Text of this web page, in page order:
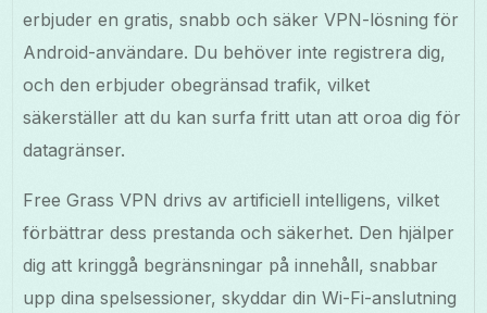
erbjuder en gratis, snabb och säker VPN-lösning för
Android-användare. Du behöver inte registrera dig,
och den erbjuder obegränsad trafik, vilket
säkerställer att du kan surfa fritt utan att oroa dig för
datagränser.
Free Grass VPN drivs av artificiell intelligens, vilket
förbättrar dess prestanda och säkerhet. Den hjälper
dig att kringgå begränsningar på innehåll, snabbar
upp dina spelsessioner, skyddar din Wi-Fi-anslutning